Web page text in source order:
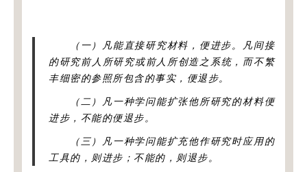
（一）凡能直接研究材料，便进步。凡间接
的研究前人所研究或前人所创造之系统，而不繁
丰细密的参照所包含的事实，便退步。
（二）凡一种学问能扩张他所研究的材料便
进步，不能的便退步。
（三）凡一种学问能扩充他作研究时应用的
工具的，则进步；不能的，则退步。